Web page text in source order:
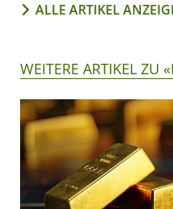
ALLE ARTIKEL
WEITERE ARTIKEL ZU